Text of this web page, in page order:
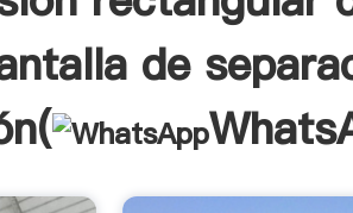
de